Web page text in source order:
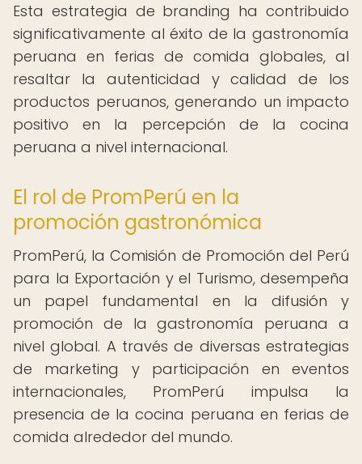
Esta estrategia de branding ha contribuido
significativamente al éxito de la gastronomía
peruana en ferias de comida globales, al
resaltar la autenticidad y calidad de los
productos peruanos, generando un impacto
positivo en la percepción de la cocina
peruana a nivel internacional.
El rol de PromPerú en la
promoción gastronómica
PromPerú, la Comisión de Promoción del Perú
para la Exportación y el Turismo, desempeña
un papel fundamental en la difusión y
promoción de la gastronomía peruana a
nivel global. A través de diversas estrategias
de marketing y participación en eventos
internacionales, PromPerú impulsa la
presencia de la cocina peruana en ferias de
comida alrededor del mundo.